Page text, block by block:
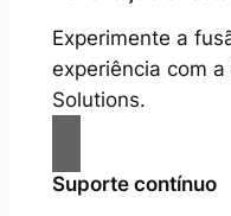
Experimente a
experiência com
Solutions.
Suporte contínuo